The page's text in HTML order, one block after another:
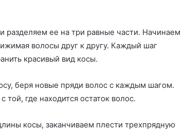
разделяем ее на три равные части. Начинаем
волосы друг к другу. Каждый шаг
красивый вид косы.
беря новые пряди волос с каждым шагом.
где находится остаток волос.
косы, заканчиваем плести трехпрядную